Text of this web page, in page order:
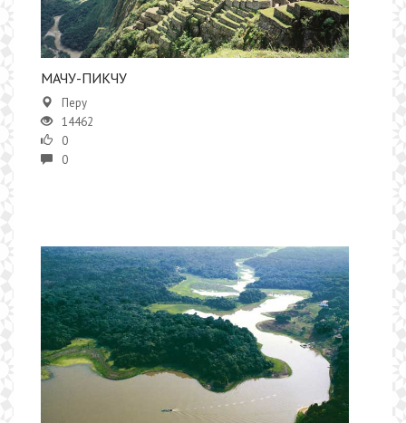
МАЧУ-ПИКЧУ
Перу
14462
0
0